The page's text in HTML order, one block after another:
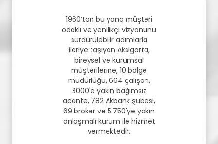
1960’tan bu yana müşteri
odaklı ve yenilikçi vizyonunu
sürdürülebilir adımlarla
ileriye taşıyan Aksigorta,
bireysel ve kurumsal
müşterilerine, 10 bölge
müdürlüğü, 664 çalışan,
3000'e yakın bağımsız
acente, 782 Akbank şubesi,
69 broker ve 5.750'ye yakın
anlaşmalı kurum ile hizmet
vermektedir.